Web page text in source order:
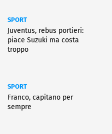
SPORT
Juventus, rebus portieri:
piace Suzuki ma costa
troppo
SPORT
Franco, capitano per
sempre